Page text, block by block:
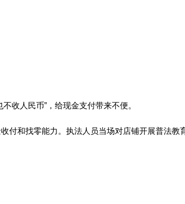
收人民币”，给现金支付带来不便。
付和找零能力。执法人员当场对店铺开展普法教